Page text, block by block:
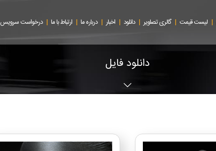
| لیست قیمت | گالری تصاویر | دانلود | اخبار | درباره ما | ارتباط با ما | درخواست سرویس
دانلود فایل